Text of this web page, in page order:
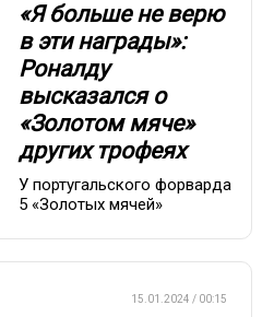
«Я больше не верю
в эти награды»:
Роналду
высказался о
«Золотом мяче»
других трофеях
У португальского форварда
5 «Золотых мячей»
15.01.2024 / 00:15